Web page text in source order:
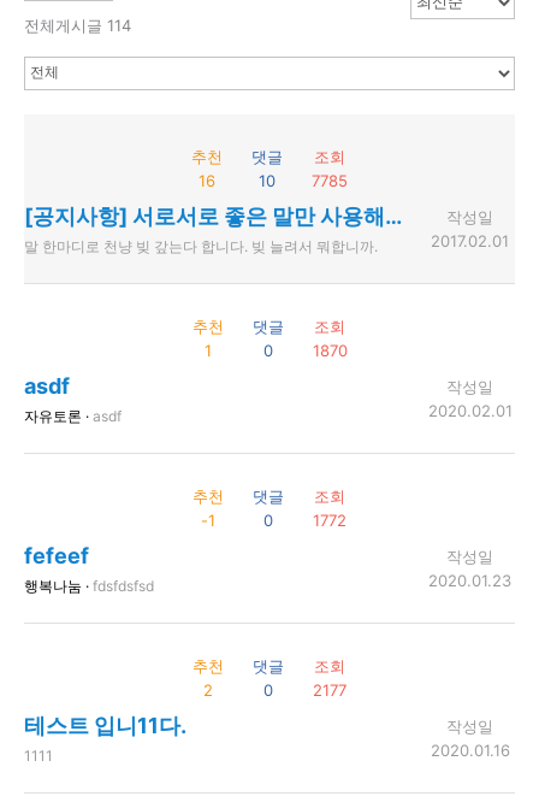
전체게시글 114
추천
16
댓글
10
조회
7785
[공지사항] 서로서로 좋은 말만 사용해주세요.
말 한마디로 천냥 빚 갚는다 합니다. 빚 늘려서 뭐합니까.
작성일
2017.02.01
추천
1
댓글
0
조회
1870
asdf
자유토론 · asdf
작성일
2020.02.01
추천
-1
댓글
0
조회
1772
fefeef
행복나눔 · fdsfdsfsd
작성일
2020.01.23
추천
2
댓글
0
조회
2177
테스트 입니11다.
1111
작성일
2020.01.16